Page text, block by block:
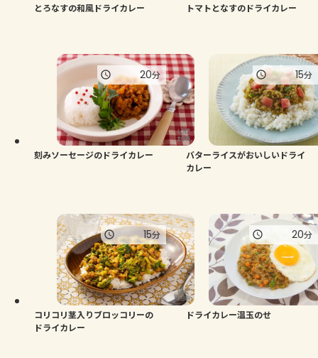
とろなすの和風ドライカレー トマトとなすのドライカレー
刻みソーセージのドライカレー
20分
バターライスがおいしいドライ
カレー
15分
コリコリ茎入りブロッコリーの
ドライカレー
15分
ドライカレー温玉のせ
20分